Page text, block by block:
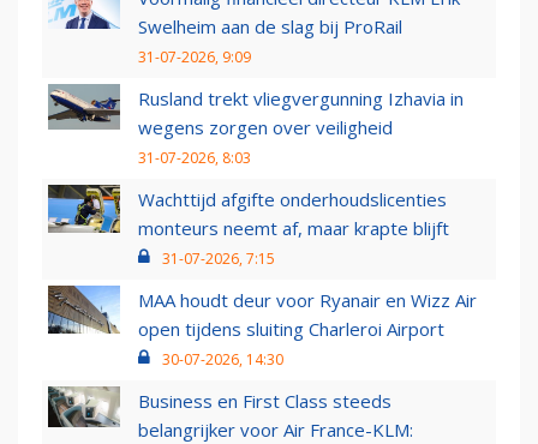
Swelheim aan de slag bij ProRail
31-07-2026, 9:09
Rusland trekt vliegvergunning Izhavia in
wegens zorgen over veiligheid
31-07-2026, 8:03
Wachttijd afgifte onderhoudslicenties
monteurs neemt af, maar krapte blijft
31-07-2026, 7:15
MAA houdt deur voor Ryanair en Wizz Air
open tijdens sluiting Charleroi Airport
30-07-2026, 14:30
Business en First Class steeds
belangrijker voor Air France-KLM: